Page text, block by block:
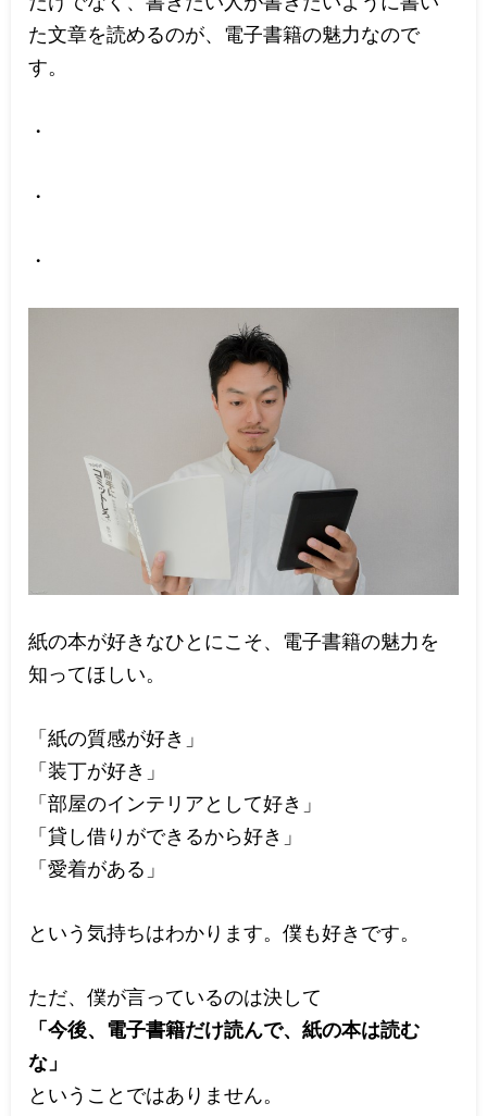
た文章を読めるのが、電子書籍の魅力なので
す。
・
・
・
紙の本が好きなひとにこそ、電子書籍の魅力を
知ってほしい。
「紙の質感が好き」
「装丁が好き」
「部屋のインテリアとして好き」
「貸し借りができるから好き」
「愛着がある」
という気持ちはわかります。僕も好きです。
ただ、僕が言っているのは決して
「今後、電子書籍だけ読んで、紙の本は読む
な」
ということではありません。